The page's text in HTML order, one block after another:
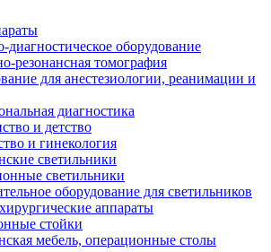
диагностическое оборудование
резонансная томография
для анестезиологии, реанимации и
диагностика
и детство
и гинекология
светильники
светильники
оборудование для светильников
аппараты
стойки
мебель, операционные столы